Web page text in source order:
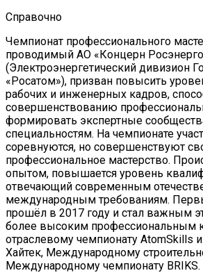
Справочно
Чемпионат профессионального
проводимый АО «Концерн
(Электроэнергетический дивизион
«Росатом»), призван повысить
рабочих и инженерных кадров,
совершенствованию
формировать экспертные
специальностям. На чемпионате
соревнуются, но совершенствуют
профессиональное мастерство.
опытом, повышается уровень
отвечающий современным
международным требованиям.
прошёл в 2017 году и стал важным
более высоким профессиональным
отраслевому чемпионату AtomSkills
Хайтек, Международному
Международному чемпионату BRIKS.